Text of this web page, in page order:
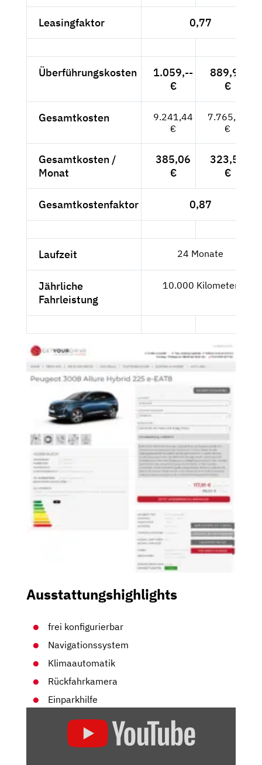
Leasingfaktor 0,77
Überführungskosten
1.059,--
€
889,92
€
Gesamtkosten
9.241,44
€
7.765,92
€
Gesamtkosten /
Monat
385,06
€
323,58
€
Gesamtkostenfaktor 0,87
Laufzeit 24 Monate
Jährliche
Fahrleistung
10.000 Kilometer
Ausstattungshighlights
frei konfigurierbar
Navigationssystem
Klimaautomatik
Rückfahrkamera
Einparkhilfe
(FACELIFT